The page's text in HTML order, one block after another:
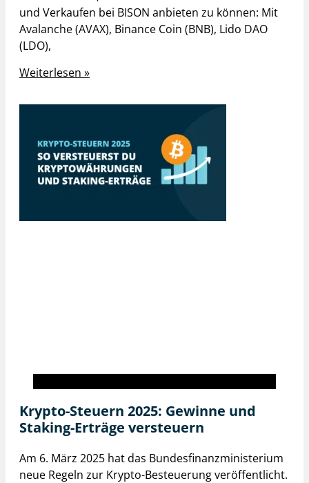
und Verkaufen bei BISON anbieten zu können: Mit
Avalanche (AVAX), Binance Coin (BNB), Lido DAO
(LDO),
Weiterlesen »
Krypto-Steuern 2025: Gewinne und
Staking-Erträge versteuern
Am 6. März 2025 hat das Bundesfinanzministerium
neue Regeln zur Krypto-Besteuerung veröffentlicht.